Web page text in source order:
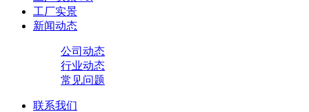
工厂实景
新闻动态
公司动态
行业动态
常见问题
联系我们